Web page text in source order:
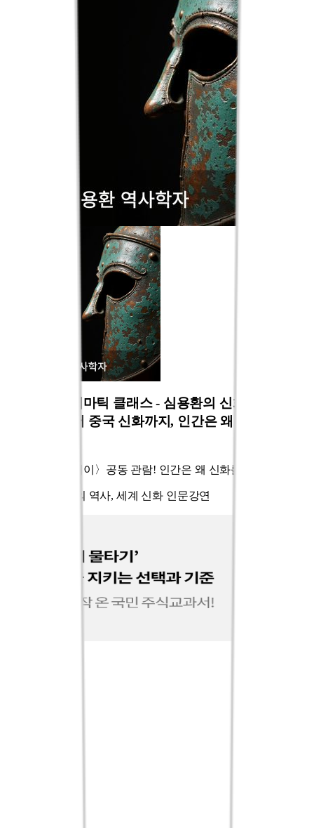
[패키지] 시네마틱 클래스 - 심용환의 신화의 역사:
오디세이에서 중국 신화까지, 인간은 왜 신화를 만들
영화〈오디세이〉공동 관람! 인간은 왜 신화를 만들었나
심용환의 신화의 역사, 세계 신화 인문강연